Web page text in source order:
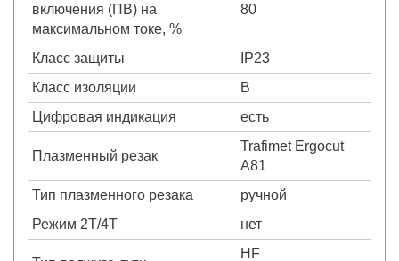
включения (ПВ) на
максимальном токе, %
80
Класс защиты
IP23
Класс изоляции
B
Цифровая индикация
есть
Плазменный резак
Trafimet Ergocut
A81
Тип плазменного резака
ручной
Режим 2Т/4Т
нет
HF